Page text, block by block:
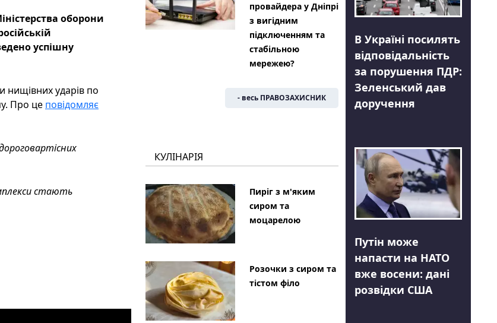
оборони
успішну
нищівних ударів по
Про це повідомляє
стають
провайдера у Дніпрі
з вигідним
підключенням та
стабільною
мережею?
- весь ПРАВОЗАХИСНИК
КУЛІНАРІЯ
Пиріг з м'яким
сиром та
моцарелою
Розочки з сиром та
тістом філо
В Україні посилять
відповідальність
за порушення ПДР:
Зеленський дав
доручення
Путін може
напасти на НАТО
вже восени: дані
розвідки США